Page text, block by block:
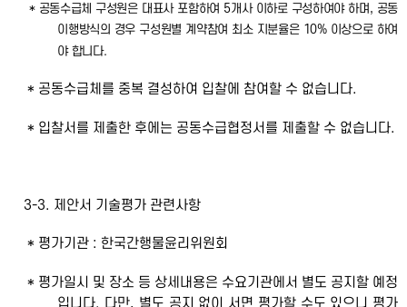
* 공동수급체 구성원은 대표사 포함하여 5개사 이하로 구성하여야 하며, 공동
이행방식의 경우 구성원별 계약참여 최소 지분율은 10% 이상으로 하여
야 합니다.
* 공동수급체를 중복 결성하여 입찰에 참여할 수 없습니다.
* 입찰서를 제출한 후에는 공동수급협정서를 제출할 수 없습니다.
3-3. 제안서 기술평가 관련사항
* 평가기관 : 한국간행물윤리위원회
* 평가일시 및 장소 등 상세내용은 수요기관에서 별도 공지할 예정
입니다. 다만, 별도 공지 없이 서면 평가할 수도 있으니 평가